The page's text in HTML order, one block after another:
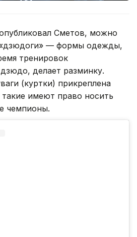
Сметов, можно
«дзюдоги» — формы одежды,
тренировок
делает разминку.
(куртки) прикреплена
имеют право носить
чемпионы.